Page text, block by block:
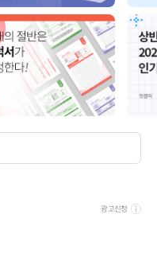
광고신청